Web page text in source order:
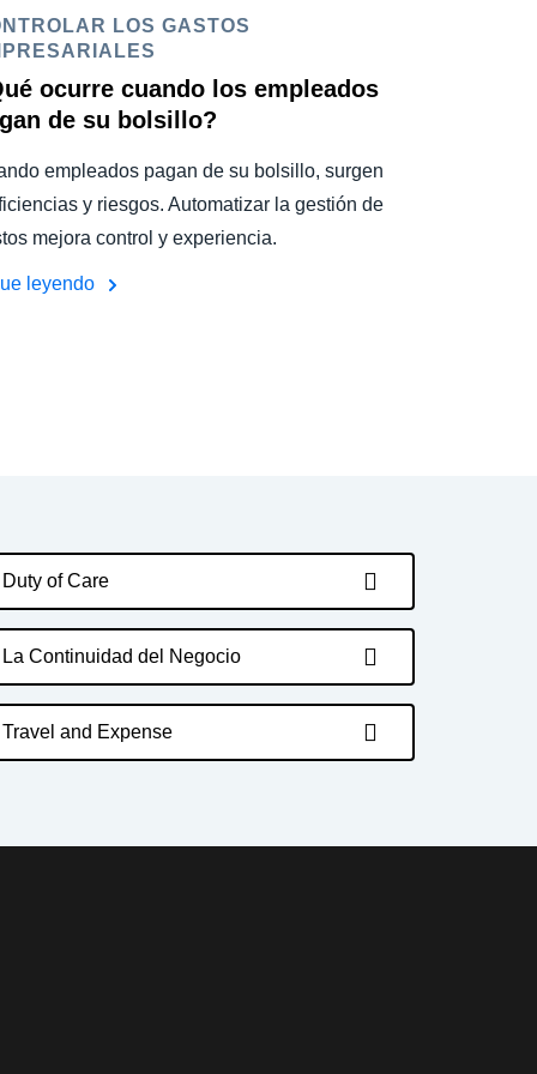
LOS GASTOS
ocurre cuando los empleados
de su bolsillo?
empleados pagan de su bolsillo, surgen
y riesgos. Automatizar la gestión de
mejora control y experiencia.
leyendo
Duty of Care
La Continuidad del Negocio
Travel and Expense